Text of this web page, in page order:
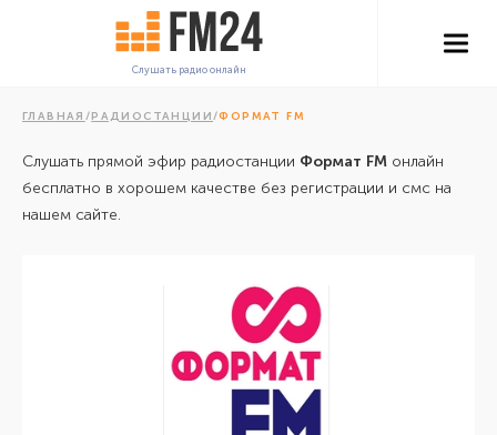
Слушать радио онлайн
ГЛАВНАЯ /РАДИОСТАНЦИИ/ФОРМАТ FM
Слушать прямой эфир радиостанции Формат FM онлайн
бесплатно в хорошем качестве без регистрации и смс на
нашем сайте.